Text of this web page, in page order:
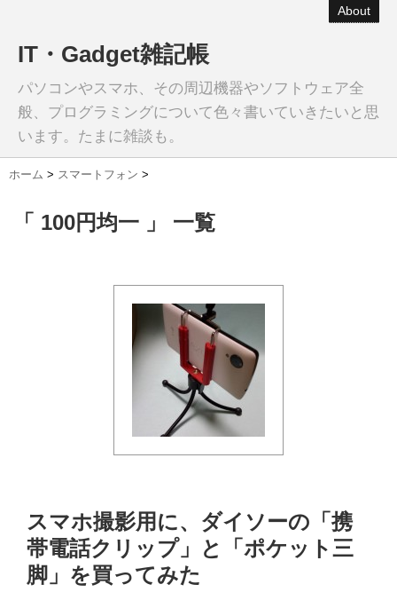
About
IT・Gadget雑記帳
パソコンやスマホ、その周辺機器やソフトウェア全
般、プログラミングについて色々書いていきたいと思
います。たまに雑談も。
ホーム > スマートフォン >
「 100円均一 」 一覧
スマホ撮影用に、ダイソーの「携
帯電話クリップ」と「ポケット三
脚」を買ってみた